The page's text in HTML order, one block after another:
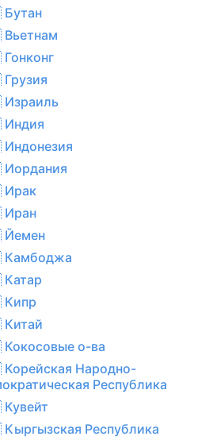
о-ва
Народно-
Республика
Республика